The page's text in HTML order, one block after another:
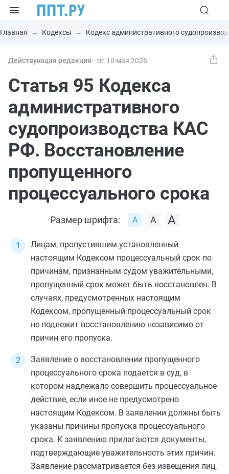
Главная Кодексы Кодекс административного
Действующая редакция ⸱ от 10 мая 2026
Статья 95 Кодекса
административного
судопроизводства КАС
РФ. Восстановление
пропущенного
процессуального срока
Размер шрифта:
Лицам, пропустившим установленный
настоящим Кодексом процессуальный срок по
причинам, признанным судом уважительными,
пропущенный срок может быть восстановлен. В
случаях, предусмотренных настоящим
Кодексом, пропущенный процессуальный срок
не подлежит восстановлению независимо от
причин его пропуска.
Заявление о восстановлении пропущенного
процессуального срока подается в суд, в
котором надлежало совершить процессуальное
действие, если иное не предусмотрено
настоящим Кодексом. В заявлении должны быть
указаны причины пропуска процессуального
срока. К заявлению прилагаются документы,
подтверждающие уважительность этих причин.
Заявление рассматривается без извещения лиц,